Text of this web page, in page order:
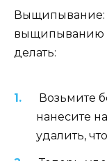
Выщипывание:
выщипыванию
делать:
Возьмите
нанесите
удалить,